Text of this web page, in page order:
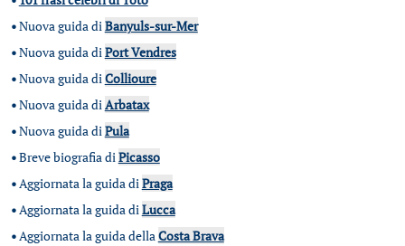
•Nuova guida diBanyuls-sur-Mer
•Nuova guida diPort Vendres
•Nuova guida diCollioure
•Nuova guida diArbatax
•Nuova guida diPula
•Breve biografia diPicasso
•Aggiornata la guida diPraga
•Aggiornata la guida diLucca
•Aggiornata la guida dellaCosta Brava